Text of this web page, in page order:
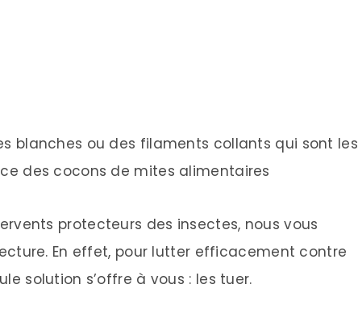
blanches ou des filaments collants qui sont les
des cocons de mites alimentaires
protecteurs des insectes, nous vous
En effet, pour lutter efficacement contre
solution s’offre à vous : les tuer.